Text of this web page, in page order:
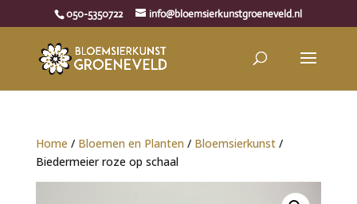
050-5350722 info@bloemsierkunstgroeneveld.nl
Home / Bloemen en Planten / Bloemsierkunst/
Biedermeier roze op schaal